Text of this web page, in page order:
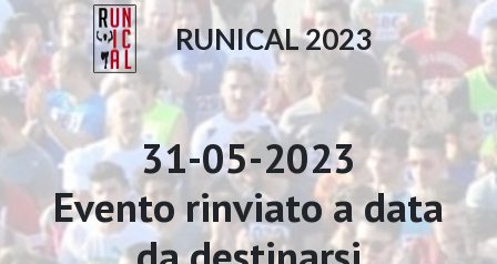
RUNICAL 2023
31-05-2023
Evento rinviato a data